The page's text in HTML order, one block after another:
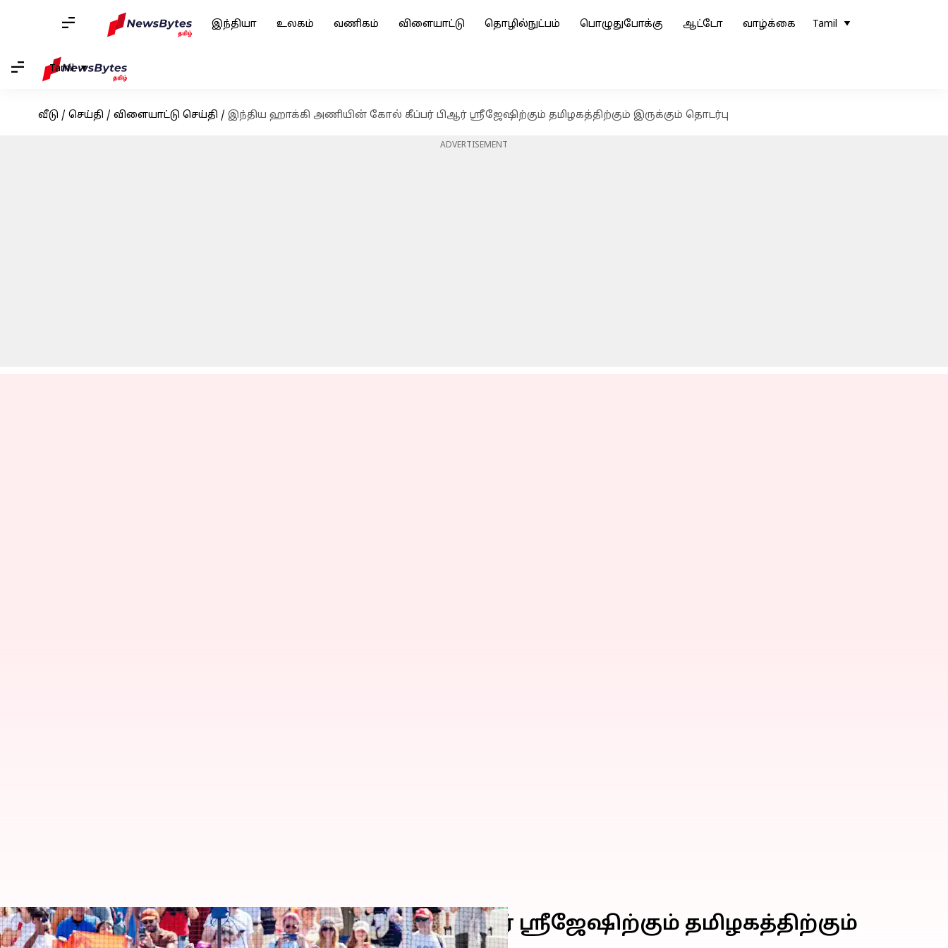
இந்தியா உலகம் வணிகம் விளையாட்டு தொழில்நுட்பம் பொழுதுபோக்கு ஆட்டோ வாழ்க்கை Tamil
Tamil
வீடு / செய்தி / விளையாட்டு செய்தி / இந்திய ஹாக்கி அணியின் கோல் கீப்பர் பிஆர் ஸ்ரீஜேஷிற்கும் தமிழகத்திற்கும் இருக்கும் தொடர்பு
ADVERTISEMENT
இந்திய ஹாக்கி அணியின் கோல் கீப்பர் பிஆர் ஸ்ரீஜேஷிற்கும் தமிழகத்திற்கும்